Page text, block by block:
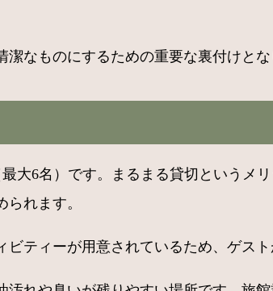
なものにするための重要な裏付けとな
大6名）です。まるまる貸切というメ
れます。
ティーが用意されているため、ゲスト